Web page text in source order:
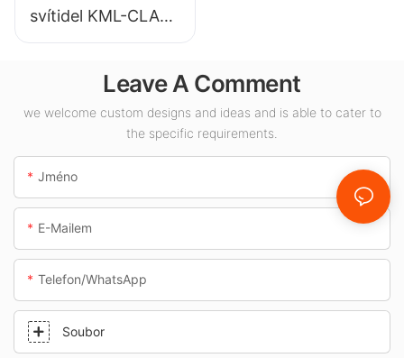
svítidel KML-CLA
100W pro vnitřní
čerpací stanice a
podchody.
Leave A Comment
we welcome custom designs and ideas and is able to cater to
the specific requirements.
Jméno
E-Mailem
Telefon/whatsApp
Soubor